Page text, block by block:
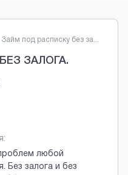
Займ под расписку без за...
ЗАЛОГА.
любой
Без залога и без